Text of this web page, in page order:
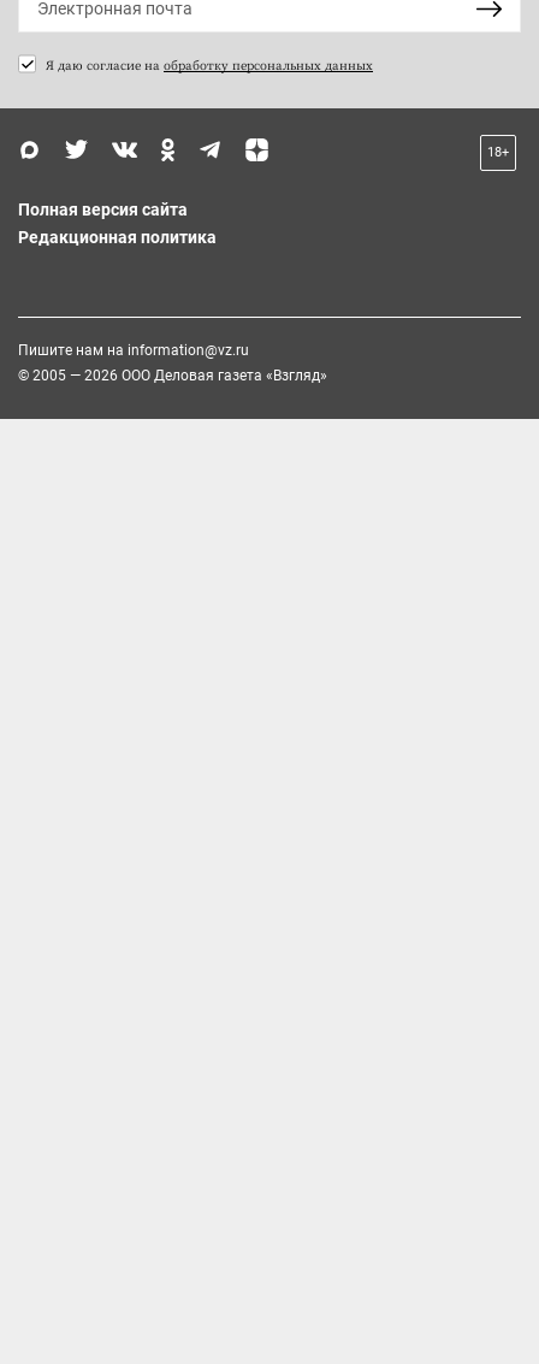
Я даю согласие на обработку персональных данных
18+
Полная версия сайта
Редакционная политика
Пишите нам на information@vz.ru
© 2005 — 2026 ООО Деловая газета «Взгляд»